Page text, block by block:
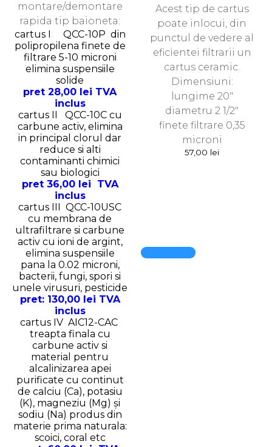
montare/demontare
rapida tip baioneta:
cartus I QCC-10P din
polipropilena finete de
filtrare 5-10 microni
elimina suspensiile
solide
pret 28,00 lei TVA
inclus
cartus II QCC-10C cu
carbune activ, elimina
in principal clorul dar
reduce si alti
contaminanti chimici
sau biologici
pret 36,00 lei TVA
inclus
cartus III QCC-10USC
cu membrana de
ultrafiltrare si carbune
activ cu ioni de argint,
elimina suspensiile
pana la 0.02 microni,
bacterii, fungi, spori si
unele virusuri, pesticide
pret: 130,00 lei TVA
inclus
cartus IV AIC12-CAC
treapta finala cu
carbune activ si
material pentru
alcalinizarea apei
purificate cu continut
de calciu (Ca), potasiu
(K), magneziu (Mg) și
sodiu (Na) produs din
materie prima naturala:
scoici, coral etc
Acest tip de cartus
poate inlocui, din
punctul de vedere al
eficientei filtrarii un
cartus ceramic.
Dimensiuni:
lungime 20″
diametru 2 1/2″
finete filtrare 0,35
microni
57,00 lei
Quick View